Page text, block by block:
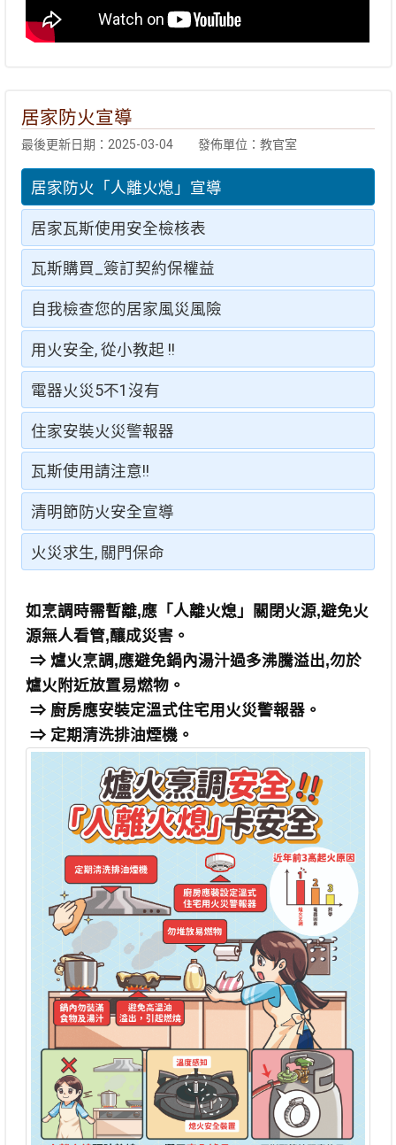
居家防火宣導
最後更新日期：2025-03-04 發佈單位：教官室
居家防火「人離火熄」宣導
居家瓦斯使用安全檢核表
瓦斯購買_簽訂契約保權益
自我檢查您的居家風災風險
用火安全, 從小教起 !!
電器火災5不1沒有
住家安裝火災警報器
瓦斯使用請注意!!
清明節防火安全宣導
火災求生, 關門保命
如烹調時需暫離,應「人離火熄」關閉火源,避免火
源無人看管,釀成災害。
⇒ 爐火烹調,應避免鍋內湯汁過多沸騰溢出,勿於
爐火附近放置易燃物。
⇒ 廚房應安裝定溫式住宅用火災警報器。
⇒ 定期清洗排油煙機。